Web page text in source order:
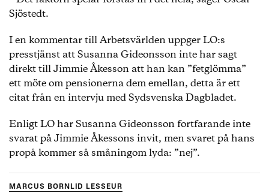
Sjöstedt.
I en kommentar till Arbetsvärlden uppger LO:s
presstjänst att Susanna Gideonsson inte har sagt
direkt till Jimmie Åkesson att han kan ”fetglömma”
ett möte om pensionerna dem emellan, detta är ett
citat från en intervju med Sydsvenska Dagbladet.
Enligt LO har Susanna Gideonsson fortfarande inte
svarat på Jimmie Åkessons invit, men svaret på hans
propå kommer så småningom lyda: ”nej”.
MARCUS BORNLID LESSEUR